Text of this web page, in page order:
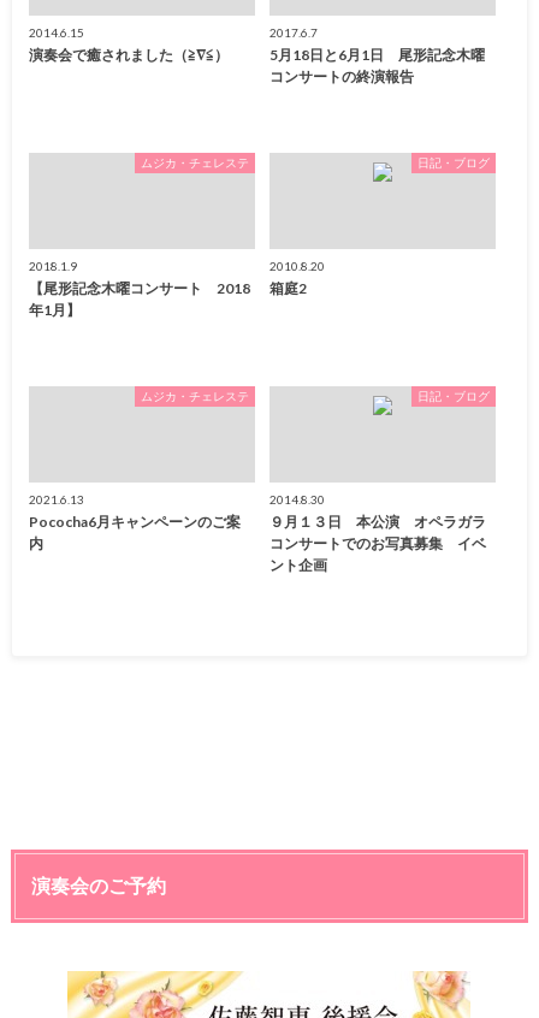
2014.6.15
演奏会で癒されました（≧∇≦）
2017.6.7
5月18日と6月1日 尾形記念木曜
コンサートの終演報告
ムジカ・チェレステ
2018.1.9
【尾形記念木曜コンサート 2018
年1月】
日記・ブログ
2010.8.20
箱庭2
ムジカ・チェレステ
2021.6.13
Pococha6月キャンペーンのご案
内
日記・ブログ
2014.8.30
９月１３日 本公演 オペラガラ
コンサートでのお写真募集 イベ
ント企画
演奏会のご予約